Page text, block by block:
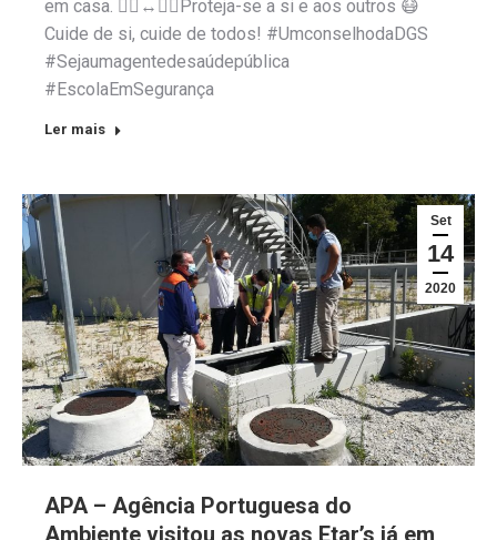
em casa. 🙎‍♀️↔️🙎‍♂️Proteja-se a si e aos outros 😷
Cuide de si, cuide de todos! #UmconselhodaDGS
#Sejaumagentedesaúdepública
#EscolaEmSegurança
Ler mais
Set
14
2020
APA – Agência Portuguesa do
Ambiente visitou as novas Etar’s já em